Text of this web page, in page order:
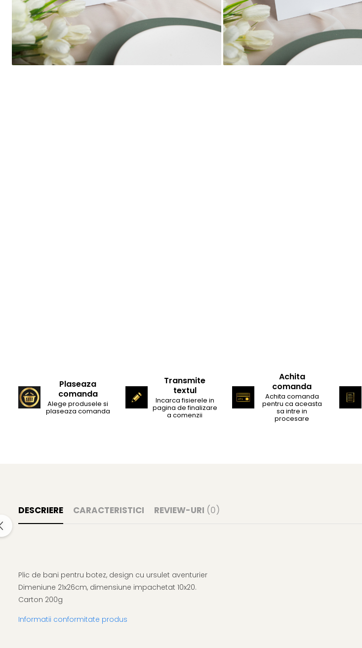
Marturii cu citate
Alte produse nunta
Plaseaza
comanda
Alege produsele si
plaseaza comanda
Transmite
textul
Incarca fisierele in
pagina de finalizare
a comenzii
Achita
comanda
Achita comanda
pentru ca aceasta
sa intre in
procesare
DESCRIERE CARACTERISTICI REVIEW-URI (0)
Plic de bani pentru botez, design cu ursulet aventurier
Dimeniune 21x26cm, dimensiune impachetat 10x20.
Carton 200g
Informatii conformitate produs